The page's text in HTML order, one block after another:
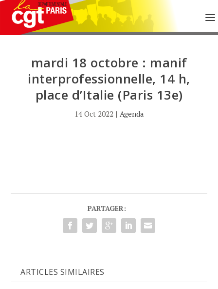
mardi 18 octobre : manif
interprofessionnelle, 14 h,
place d’Italie (Paris 13e)
14 Oct 2022| Agenda
PARTAGER:
ARTICLES SIMILAIRES